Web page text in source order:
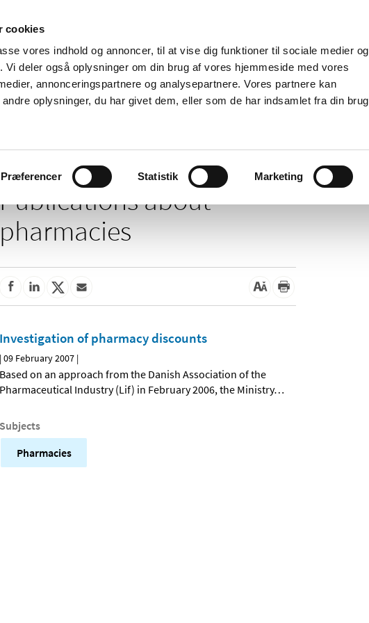
cookies
vores indhold og annoncer, til at vise dig funktioner til sociale medier og
deler også oplysninger om din brug af vores hjemmeside med vores
annonceringspartnere og analysepartnere. Vores partnere kan
oplysninger, du har givet dem, eller som de har indsamlet fra din brug
Præferencer Statistik Marketing
News About us Contact us Publications
product
Reimbursement and
Pharmacies and sale of
Medical
Publications about
pharmacies
Investigation of pharmacy discounts
|09 February 2007 |
Based on an approach from the Danish Association of the
Pharmaceutical Industry (Lif) in February 2006, the Ministry…
Subjects
Pharmacies